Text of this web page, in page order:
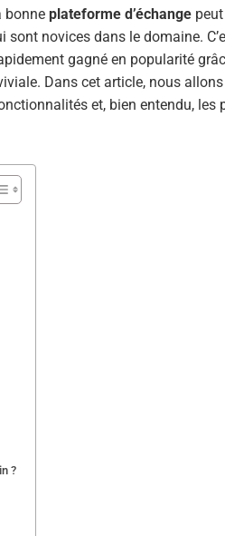
bonne plateforme d’échangepeut
novices dans le domaine.
gagné en popularité
Dans cet article, nous allons
et, bien entendu, les
?